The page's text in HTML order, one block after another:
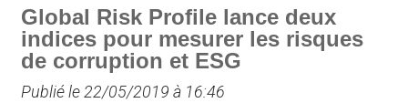
Global Risk Profile lance deux
indices pour mesurer les risques
de corruption et ESG
Publié le 22/05/2019 à 16:46